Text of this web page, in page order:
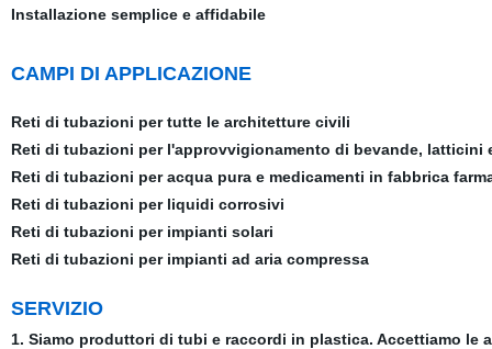
Installazione semplice e affidabile
CAMPI DI APPLICAZIONE
Reti di tubazioni per tutte le architetture civili
Reti di tubazioni per l'approvvigionamento di bevande, latticini
Reti di tubazioni per acqua pura e medicamenti in fabbrica
Reti di tubazioni per liquidi corrosivi
Reti di tubazioni per impianti solari
Reti di tubazioni per impianti ad aria compressa
SERVIZIO
1. Siamo produttori di tubi e raccordi in plastica. Accettiamo le